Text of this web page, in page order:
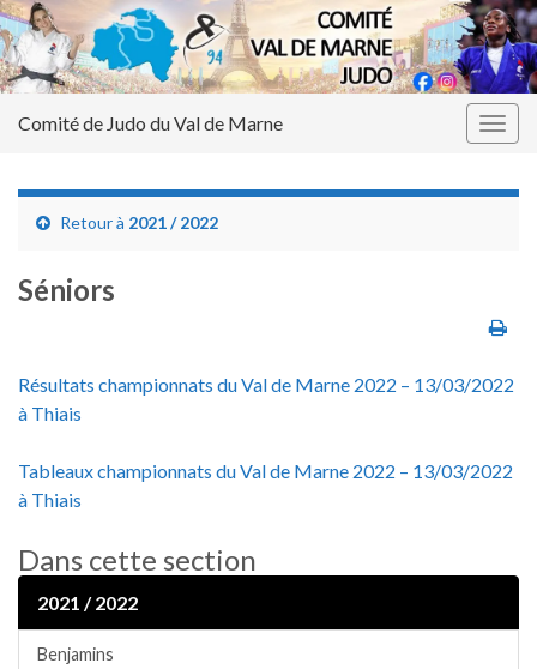
Comité de Judo du Val de Marne
Retour à 2021 / 2022
Séniors
Résultats championnats du Val de Marne 2022 – 13/03/2022
à Thiais
Tableaux championnats du Val de Marne 2022 – 13/03/2022
à Thiais
Dans cette section
2021 / 2022
Benjamins